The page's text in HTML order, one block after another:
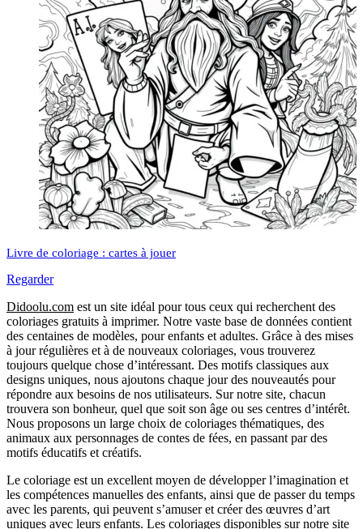
Livre de coloriage : cartes à jouer
Regarder
Didoolu.com est un site idéal pour tous ceux qui recherchent des
coloriages gratuits à imprimer. Notre vaste base de données contient
des centaines de modèles, pour enfants et adultes. Grâce à des mises
à jour régulières et à de nouveaux coloriages, vous trouverez
toujours quelque chose d’intéressant. Des motifs classiques aux
designs uniques, nous ajoutons chaque jour des nouveautés pour
répondre aux besoins de nos utilisateurs. Sur notre site, chacun
trouvera son bonheur, quel que soit son âge ou ses centres d’intérêt.
Nous proposons un large choix de coloriages thématiques, des
animaux aux personnages de contes de fées, en passant par des
motifs éducatifs et créatifs.
Le coloriage est un excellent moyen de développer l’imagination et
les compétences manuelles des enfants, ainsi que de passer du temps
avec les parents, qui peuvent s’amuser et créer des œuvres d’art
uniques avec leurs enfants. Les coloriages disponibles sur notre site